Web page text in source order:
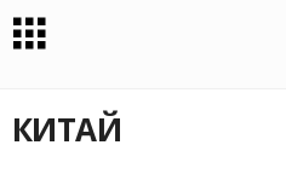
КИТАЙ